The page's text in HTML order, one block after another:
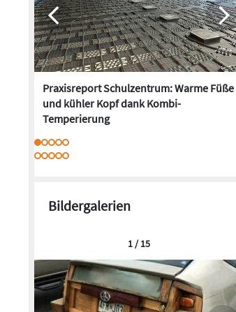
Praxisreport Schulzentrum: Warme Füße
und kühler Kopf dank Kombi-
Temperierung
Bildergalerien
1 / 15